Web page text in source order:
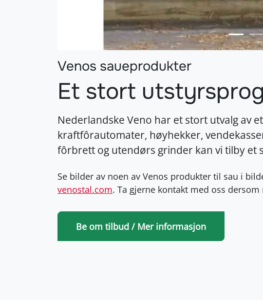
Venos saueprodukter
Et stort
Nederlandske Veno har et stort utvalg av
kraftfôrautomater, høyhekker,
fôrbrett og utendørs grinder kan vi tilby
Se bilder av noen av Venos produkter til sau i
venostal.com. Ta gjerne kontakt med oss
Be om tilbud / Mer informasjon